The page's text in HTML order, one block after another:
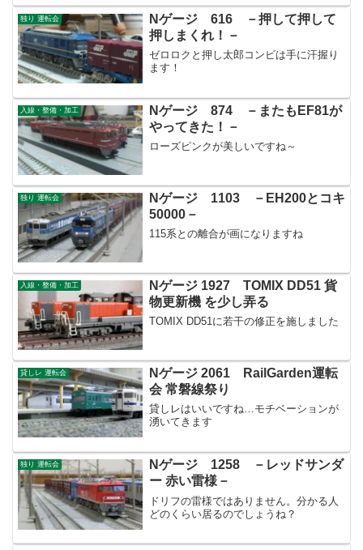
独り 運転会
Nゲージ 616 －押して押して
押しまくれ！－
ゼロロクと押し太郎コンビは手に汗握り
ます！
入線・整備・加工
Nゲージ 874 －またもEF81が
やってきた！－
ローズピンクが美しいですね～
独り 運転会
Nゲージ 1103 －EH200とコキ
50000－
115系との離合が画になりますね
入線・整備・加工
Nゲージ 1927 TOMIX DD51 貨
物更新機 を少し弄る
TOMIX DD51に若干の修正を施しました
貸しレ 運転会
Nゲージ 2061 RailGarden運転
会 常磐線祭り
貸しレはいいですね…モチベーションが
湧いてきます
独り 運転会
Nゲージ 1258 －レッドサンダ
ー 赤い雷様－
ドリフの雷様ではありません。分かる人
どのくらい居るのでしょうね？